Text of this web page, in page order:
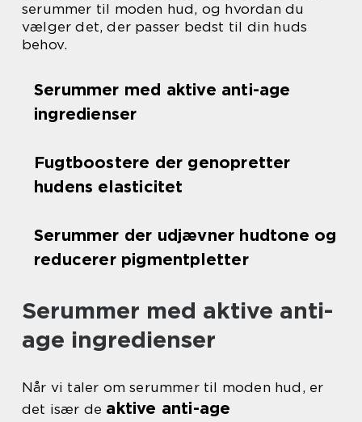
serummer til moden hud, og hvordan du
vælger det, der passer bedst til din huds
behov.
Serummer med aktive anti-age
ingredienser
Fugtboostere der genopretter
hudens elasticitet
Serummer der udjævner hudtone og
reducerer pigmentpletter
Serummer med aktive anti-
age ingredienser
Når vi taler om serummer til moden hud, er
det især de aktive anti-age